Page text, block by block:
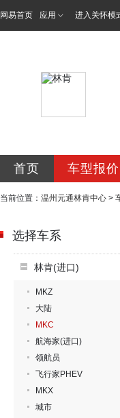
网易首页 应用 进入关怀模
首页 车型报价
当前位置： 温州元通林肯中心 >
选择车系
林肯(进口)
MKZ
大陆
MKC
航海家(进口)
领航员
飞行家PHEV
MKX
城市